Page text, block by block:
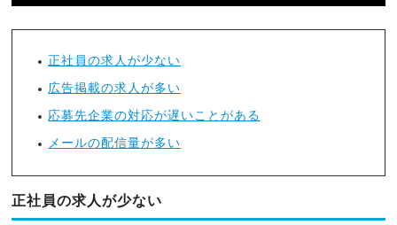
正社員の求人が少ない
広告掲載の求人が多い
応募先企業の対応が遅いことがある
メールの配信量が多い
正社員の求人が少ない